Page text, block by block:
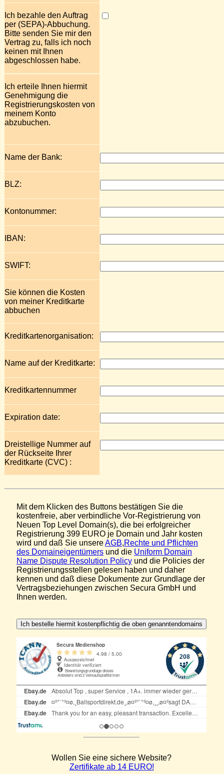
Ich bezahle den Auftrag
per (SEPA)-Abbuchung.
Bitte senden Sie mir den
Vertrag zu, falls ich noch
keinen mit Ihnen
abgeschlossen habe.
Ich erteile Ihnen hiermit
Genehmigung die
Registrierungskosten von
meinem Konto
abzubuchen.
Name der Bank:
BLZ:
Kontonummer:
IBAN:
SWIFT:
Sie können die Kosten
von meiner Kreditkarte
abbuchen
Kreditkartenorganisation:
Name auf der Kreditkarte:
Kreditkartennummer
Expiration date:
Dreistellige Nummer auf
der Rückseite Ihrer
Kreditkarte (CVC) :
Mit dem Klicken des Buttons bestätigen Sie die
kostenfreie, aber verbindliche Vor-Registrierung von
Neuen Top Level Domain(s), die bei erfolgreicher
Registrierung 399 EURO je Domain und Jahr kosten
wird und daß Sie unsereAGB,Rechte und Pflichten
des Domaineigentümers und die Uniform Domain
Name Dispute Resolution Policy und die Policies der
Registrierungsstellen gelesen haben und daher
kennen und daß diese Dokumente zur Grundlage der
Vertragsbeziehungen zwischen Secura GmbH und
Ihnen werden.
Wollen Sie eine sichere Website?
Zertifikate ab 14 EURO!